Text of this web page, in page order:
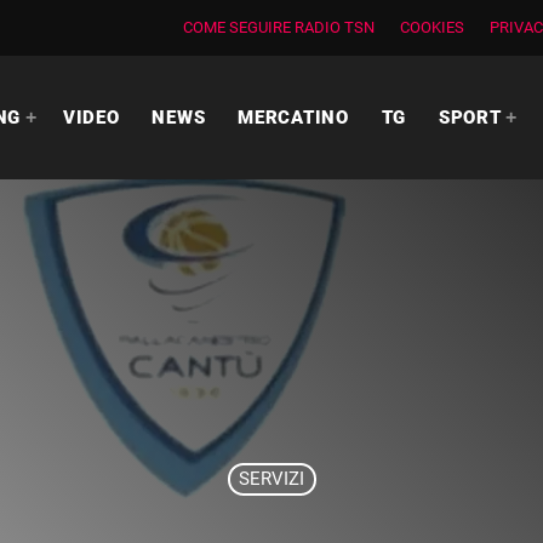
COME SEGUIRE RADIO TSN COOKIES
VIDEO NEWS MERCATINO TG SPORT
SERVIZI